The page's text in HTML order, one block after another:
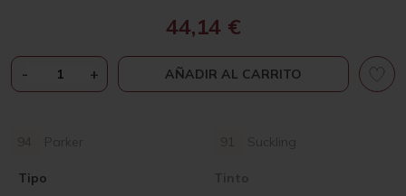
Parker Suckling
Tipo Tinto
44,14 €
-CASTELL
D’ENCUS
CANTIDAD
+ AÑADIR AL CARRITO